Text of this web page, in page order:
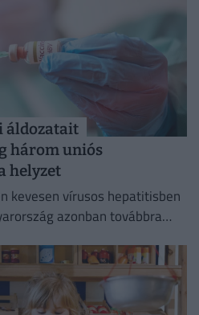
áldozatait
három uniós
helyzet
kevesen vírusos hepatitisben
azonban továbbra